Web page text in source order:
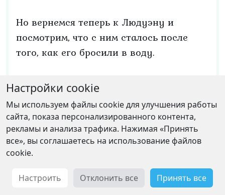
Но вернемся теперь к Людуэну и
посмотрим, что с ним сталось после
того, как его бросили в воду.
К счастью, колодец был неглубокий, и
белая лисица тотчас явилась на
помощь. Она опустила в колодец свой
хвост, который становился все длиннее
и длиннее, пока не коснулся воды, и
лиса, приказав Людуэну крепко
ухватиться за него, вытащила принца
наверх. Потом сказала ему так:
Настройки cookie
Мы используем файлы cookie для улучшения работы
сайта, показа персонализированного контента,
рекламы и анализа трафика. Нажимая «Принять
все», вы соглашаетесь на использование файлов
cookie.
Настроить Отклонить все Принять все